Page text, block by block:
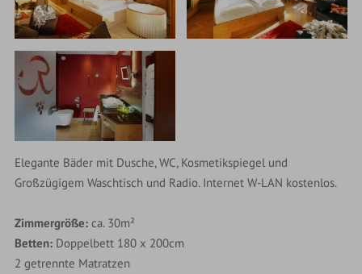
Elegante Bäder mit Dusche, WC, Kosmetikspiegel und
Großzügigem Waschtisch und Radio. Internet W-LAN kostenlos.
Zimmergröße: ca. 30m²
Betten: Doppelbett 180 x 200cm
2 getrennte Matratzen